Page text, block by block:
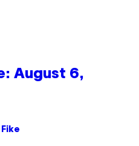
August 6,